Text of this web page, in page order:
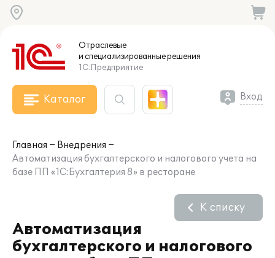
Отраслевые
и специализированныерешения
1С:Предприятие
Каталог Вход
Главная
Внедрения
Автоматизация бухгалтерского и налогового учета на
базе ПП «1С:Бухгалтерия 8» в ресторане
Автоматизация
бухгалтерского и налогового
К списку